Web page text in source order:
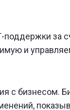
за
и
с бизнесом.